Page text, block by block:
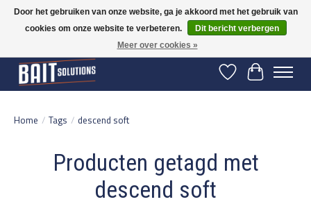
Gratis verzending vanaf 50 euro binnen NL | Op voorraad binnen 2-5 werkdagen
verzonden | België vanaf 70 euro gratis verzonden
Verlanglijst
Home / Tags / descend soft
Producten getagd met
descend soft
Door het gebruiken van onze website, ga je akkoord met het gebruik van
cookies om onze website te verbeteren.
Dit bericht verbergen
Meer over cookies »